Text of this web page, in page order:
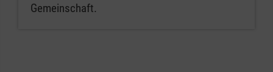
Gemeinschaft.